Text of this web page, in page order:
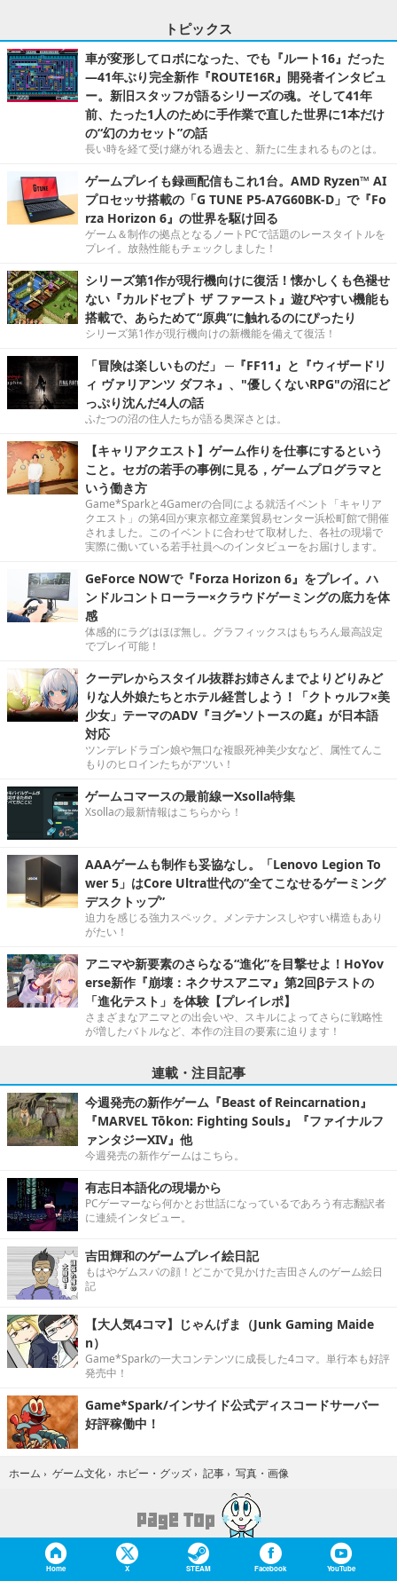
トピックス
車が変形してロボになった、でも『ルート16』だった
―41年ぶり完全新作『ROUTE16R』開発者インタビュ
ー。新旧スタッフが語るシリーズの魂。そして41年
前、たった1人のために手作業で直した世界に1本だけ
の“幻のカセット”の話
長い時を経て受け継がれる過去と、新たに生まれるものとは。
ゲームプレイも録画配信もこれ1台。AMD Ryzen™ AI
プロセッサ搭載の「G TUNE P5-A7G60BK-D」で『Fo
rza Horizon 6』の世界を駆け回る
ゲーム＆制作の拠点となるノートPCで話題のレースタイトルを
プレイ。放熱性能もチェックしました！
シリーズ第1作が現行機向けに復活！懐かしくも色褪せ
ない『カルドセプト ザ ファースト』遊びやすい機能も
搭載で、あらためて“原典”に触れるのにぴったり
シリーズ第1作が現行機向けの新機能を備えて復活！
「冒険は楽しいものだ」 ─『FF11』と『ウィザードリ
ィ ヴァリアンツ ダフネ』、"優しくないRPG"の沼にど
っぷり沈んだ4人の話
ふたつの沼の住人たちが語る奥深さとは。
【キャリアクエスト】ゲーム作りを仕事にするという
こと。セガの若手の事例に見る，ゲームプログラマと
いう働き方
Game*Sparkと4Gamerの合同による就活イベント「キャリア
クエスト」の第4回が東京都立産業貿易センター浜松町館で開催
されました。このイベントに合わせて取材した、各社の現場で
実際に働いている若手社員へのインタビューをお届けします。
GeForce NOWで『Forza Horizon 6』をプレイ。ハ
ンドルコントローラー×クラウドゲーミングの底力を体
感
体感的にラグはほぼ無し。グラフィックスはもちろん最高設定
でプレイ可能！
クーデレからスタイル抜群お姉さんまでよりどりみど
りな人外娘たちとホテル経営しよう！「クトゥルフ×美
少女」テーマのADV『ヨグ=ソトースの庭』が日本語
対応
ツンデレドラゴン娘や無口な複眼死神美少女など、属性てんこ
もりのヒロインたちがアツい！
ゲームコマースの最前線ーXsolla特集
Xsollaの最新情報はこちらから！
AAAゲームも制作も妥協なし。「Lenovo Legion To
wer 5」はCore Ultra世代の“全てこなせるゲーミング
デスクトップ”
迫力を感じる強力スペック。メンテナンスしやすい構造もあり
がたい！
アニマや新要素のさらなる“進化”を目撃せよ！HoYov
erse新作『崩壊：ネクサスアニマ』第2回βテストの
「進化テスト」を体験【プレイレポ】
さまざまなアニマとの出会いや、スキルによってさらに戦略性
が増したバトルなど、本作の注目の要素に迫ります！
連載・注目記事
今週発売の新作ゲーム『Beast of Reincarnation』
『MARVEL Tōkon: Fighting Souls』『ファイナルフ
ァンタジーXIV』他
今週発売の新作ゲームはこちら。
有志日本語化の現場から
PCゲーマーなら何かとお世話になっているであろう有志翻訳者
に連続インタビュー。
吉田輝和のゲームプレイ絵日記
もはやゲムスパの顔！どこかで見かけた吉田さんのゲーム絵日
記
【大人気4コマ】じゃんげま（Junk Gaming Maide
n）
Game*Sparkの一大コンテンツに成長した4コマ。単行本も好評
発売中！
Game*Spark/インサイド公式ディスコードサーバー
好評稼働中！
ホーム › ゲーム文化 › ホビー・グッズ › 記事 › 写真・画像
Home X STEAM Facebook YouTube